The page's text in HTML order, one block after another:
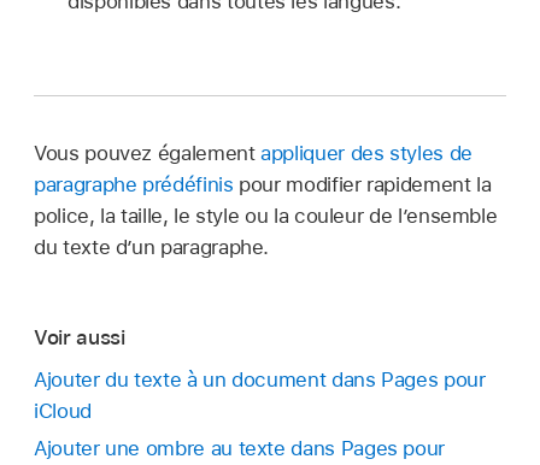
Vous pouvez égalementappliquer des styles de
paragraphe prédéfinis pour modifier rapidement la
police, la taille, le style ou la couleur de l’ensemble
du texte d’un paragraphe.
Voir aussi
Ajouter du texte à un document dans Pages pour
iCloud
Ajouter une ombre au texte dans Pages pour